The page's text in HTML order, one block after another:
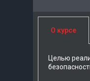
О курсе
Целью